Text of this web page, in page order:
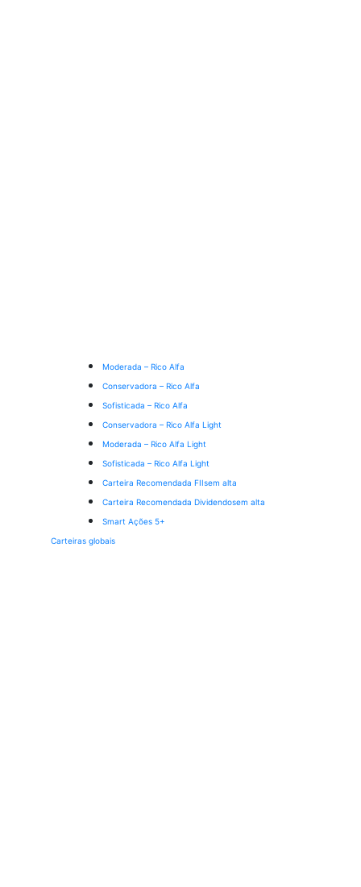
Moderada – Rico Alfa
Conservadora – Rico Alfa
Sofisticada – Rico Alfa
Conservadora – Rico Alfa Light
Moderada – Rico Alfa Light
Sofisticada – Rico Alfa Light
Carteira Recomendada FIIsem alta
Carteira Recomendada Dividendosem alta
Smart Ações 5+
Carteiras globais